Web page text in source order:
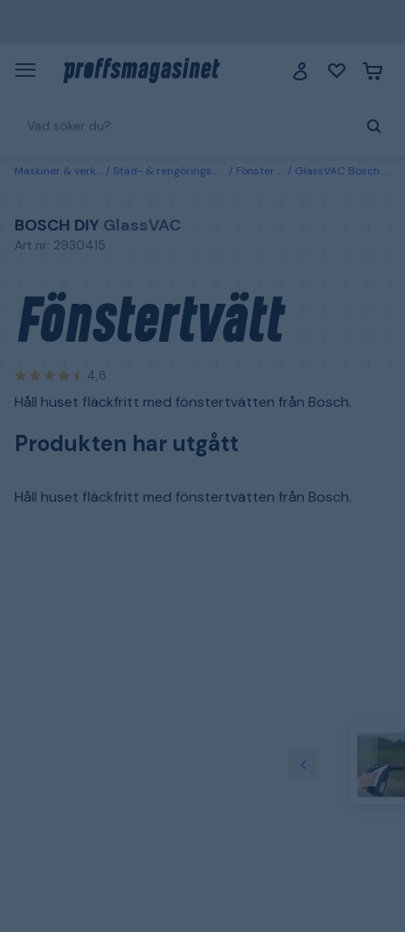
Maskiner & verktyg Städ- & rengöringsmaskiner Fönstertvättar GlassVAC Bosch DIY Fönstertvätt
BOSCH DIY GlassVAC
Art.nr: 2930415
Fönstertvätt
4,8
Håll huset fläckfritt med fönstertvätten från Bosch.
Produkten har utgått
Håll huset fläckfritt med fönstertvätten från Bosch.